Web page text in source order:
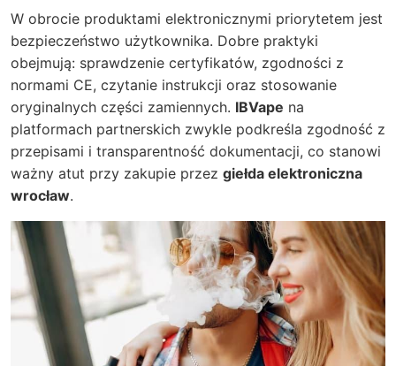
W obrocie produktami elektronicznymi priorytetem jest
bezpieczeństwo użytkownika. Dobre praktyki
obejmują: sprawdzenie certyfikatów, zgodności z
normami CE, czytanie instrukcji oraz stosowanie
oryginalnych części zamiennych. IBVape na
platformach partnerskich zwykle podkreśla zgodność z
przepisami i transparentność dokumentacji, co stanowi
ważny atut przy zakupie przez giełda elektroniczna
wrocław.